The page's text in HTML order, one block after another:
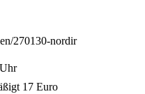
270130-nordir
17 Euro